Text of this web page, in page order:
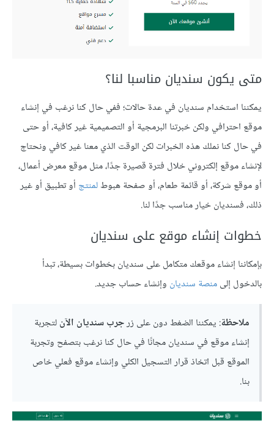
متى يكون سنديان مناسبا لنا؟
يمكننا استخدام سنديان في عدة حالات؛ ففي حال كنا نرغب في إنشاء
موقع احترافي ولكن خبرتنا البرمجية أو التصميمية غير كافية، أو حتى
في حال كنا نملك هذه الخبرات لكن الوقت الذي معنا غير كافي ونحتاج
لإنشاء موقع إلكتروني خلال فترة قصيرة جدًا، مثل موقع معرض أعمال،
أو موقع شركة، أو قائمة طعام، أو صفحة هبوطلمنتج أو تطبيق أو غير
ذلك، فسنديان خيار مناسب جدًا لنا.
خطوات إنشاء موقع على سنديان
بإمكاننا إنشاء موقعك متكامل على سنديان بخطوات بسيطة، تبدأ
بالدخول إلىمنصة سنديان وإنشاء حساب جديد.
ملاحظة: يمكننا الضغط دون على زرجرب سنديان الآنلتجربة
إنشاء موقع في سنديان مجانًا في حال كنا نرغب بتصفح وتجربة
الموقع قبل اتخاذ قرار التسجيل الكلي وإنشاء موقع فعلي خاص
بنا.